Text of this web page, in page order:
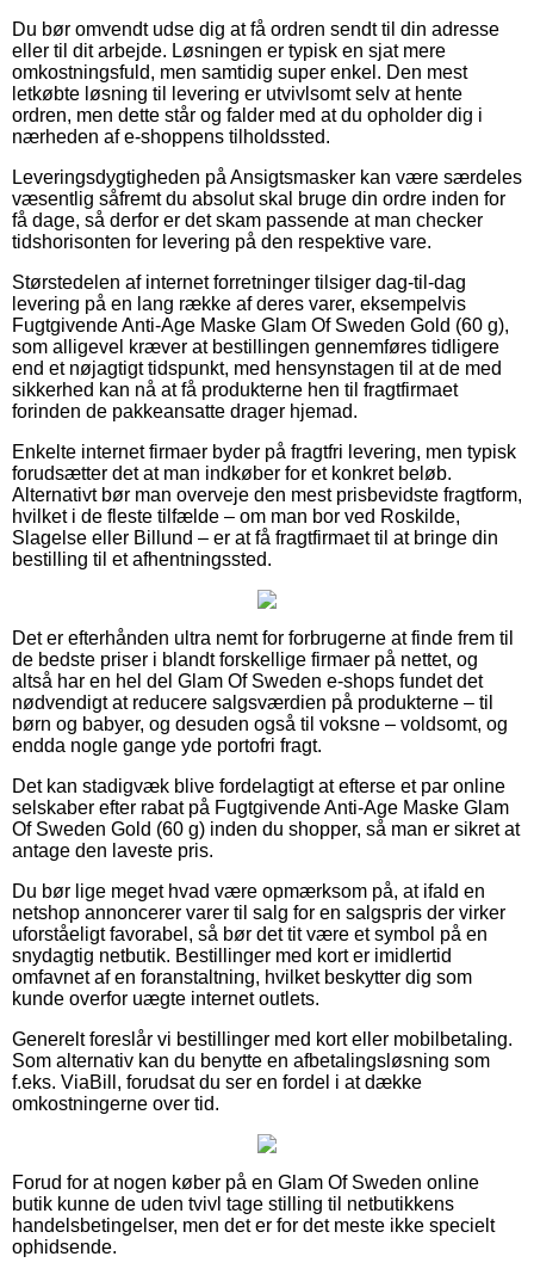
Du bør omvendt udse dig at få ordren sendt til din adresse
eller til dit arbejde. Løsningen er typisk en sjat mere
omkostningsfuld, men samtidig super enkel. Den mest
letkøbte løsning til levering er utvivlsomt selv at hente
ordren, men dette står og falder med at du opholder dig i
nærheden af e-shoppens tilholdssted.
Leveringsdygtigheden på Ansigtsmasker kan være særdeles
væsentlig såfremt du absolut skal bruge din ordre inden for
få dage, så derfor er det skam passende at man checker
tidshorisonten for levering på den respektive vare.
Størstedelen af internet forretninger tilsiger dag-til-dag
levering på en lang række af deres varer, eksempelvis
Fugtgivende Anti-Age Maske Glam Of Sweden Gold (60 g),
som alligevel kræver at bestillingen gennemføres tidligere
end et nøjagtigt tidspunkt, med hensynstagen til at de med
sikkerhed kan nå at få produkterne hen til fragtfirmaet
forinden de pakkeansatte drager hjemad.
Enkelte internet firmaer byder på fragtfri levering, men typisk
forudsætter det at man indkøber for et konkret beløb.
Alternativt bør man overveje den mest prisbevidste fragtform,
hvilket i de fleste tilfælde – om man bor ved Roskilde,
Slagelse eller Billund – er at få fragtfirmaet til at bringe din
bestilling til et afhentningssted.
Det er efterhånden ultra nemt for forbrugerne at finde frem til
de bedste priser i blandt forskellige firmaer på nettet, og
altså har en hel del Glam Of Sweden e-shops fundet det
nødvendigt at reducere salgsværdien på produkterne – til
børn og babyer, og desuden også til voksne – voldsomt, og
endda nogle gange yde portofri fragt.
Det kan stadigvæk blive fordelagtigt at efterse et par online
selskaber efter rabat på Fugtgivende Anti-Age Maske Glam
Of Sweden Gold (60 g) inden du shopper, så man er sikret at
antage den laveste pris.
Du bør lige meget hvad være opmærksom på, at ifald en
netshop annoncerer varer til salg for en salgspris der virker
uforståeligt favorabel, så bør det tit være et symbol på en
snydagtig netbutik. Bestillinger med kort er imidlertid
omfavnet af en foranstaltning, hvilket beskytter dig som
kunde overfor uægte internet outlets.
Generelt foreslår vi bestillinger med kort eller mobilbetaling.
Som alternativ kan du benytte en afbetalingsløsning som
f.eks. ViaBill, forudsat du ser en fordel i at dække
omkostningerne over tid.
Forud for at nogen køber på en Glam Of Sweden online
butik kunne de uden tvivl tage stilling til netbutikkens
handelsbetingelser, men det er for det meste ikke specielt
ophidsende.